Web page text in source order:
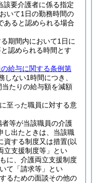
該要介護者に係る指定
いて1日の勤務時間の
あると認められる場合
期間内において1日に
認められる時間とす
給与に関する条例第
ない1時間につき、
たりの給与額を減額
至った職員に対する意
等が当該職員の介護
し出たときは、当該職
資する制度又は措置(以
立支援制度等」とい
に、介護両立支援制度
て「請求等」とい
るための面談その他の